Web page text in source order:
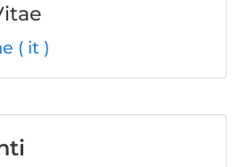
( it )